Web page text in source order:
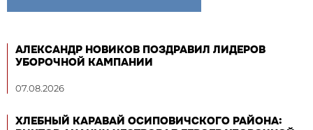
АЛЕКСАНДР НОВИКОВ ПОЗДРАВИЛ ЛИДЕРОВ
УБОРОЧНОЙ КАМПАНИИ
07.08.2026
ХЛЕБНЫЙ КАРАВАЙ ОСИПОВИЧСКОГО РАЙОНА: